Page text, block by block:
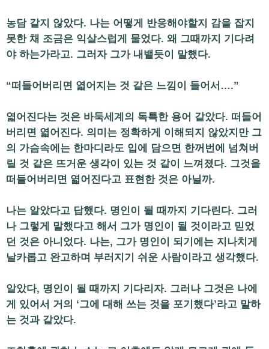
농담 같지 않았다. 나는 어떻게 반응해야할지 감을 잡지
못한 채 조금은 익살스럽게 물었다. 왜 그때까지 기다려
야 하는가라고. 그러자 그가 내뱉듯이 말했다.
“떠들어버리면 엷어지는 것 같은 느낌이 들어서….”
엷어진다는 것은 바둑세계의 독특한 용어 같았다. 떠들어
버리면 엷어진다. 의미는 정확하게 이해되지 않았지만 그
의 가슴속에는 한마디라도 입에 담으면 한꺼번에 넘쳐버
릴 것 같은 뜨거운 생각이 있는 것 같이 느껴졌다. 그것을
떠들어버리면 엷어진다고 표현한 것은 아닐까.
나는 알았다고 답했다. 명인이 될 때까지 기다린다. 그러
나 그렇게 말했다고 해서 그가 명인이 될 것이라고 믿었
던 것은 아니었다. 나는, 그가 명인이 되기에는 지나치게
날카롭고 완고하며 부러지기 쉬운 사람이라고 생각했다.
알았다, 명인이 될 때까지 기다리자. 그러나 그것은 나에
게 있어서 거의 ‘그에 대해 쓰는 것을 포기했다’라고 말하
는 것과 같았다.